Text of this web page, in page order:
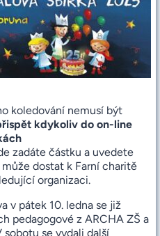
koledování nemusí být
kdykoliv do on-line
zadáte částku a uvedete
může dostat k Farní charitě
organizaci.
v pátek 10. ledna se již
pedagogové z ARCHA ZŠ a
sobotu se vydali další